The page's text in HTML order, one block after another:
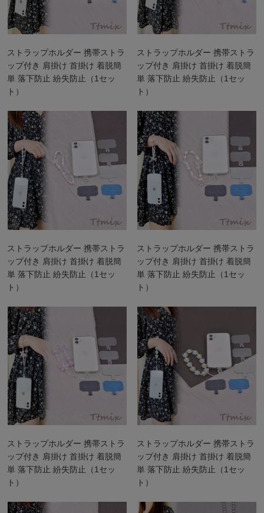
ストラップホルダー 携帯ストラ
ップ付き 肩掛け 首掛け 着脱簡
単 落下防止 紛失防止（1セッ
ト）
ストラップホルダー 携帯ストラ
ップ付き 肩掛け 首掛け 着脱簡
単 落下防止 紛失防止（1セッ
ト）
ストラップホルダー 携帯ストラ
ップ付き 肩掛け 首掛け 着脱簡
単 落下防止 紛失防止（1セッ
ト）
ストラップホルダー 携帯ストラ
ップ付き 肩掛け 首掛け 着脱簡
単 落下防止 紛失防止（1セッ
ト）
ストラップホルダー 携帯ストラ
ップ付き 肩掛け 首掛け 着脱簡
単 落下防止 紛失防止（1セッ
ト）
ストラップホルダー 携帯ストラ
ップ付き 肩掛け 首掛け 着脱簡
単 落下防止 紛失防止（1セッ
ト）